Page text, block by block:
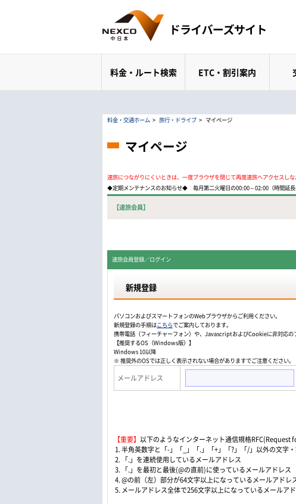
料金・ルート検索 ETC・割引案内
料金・交通ホーム > 旅行・ドライブ > マイページ
マイページ
速旅につながりにくいときは、一度ブラウザを閉じて再度速旅へアクセスしな
◆定期メンテナンスのお知らせ◆ 毎月第二火曜日の00:00～02:00（時間延
【速旅会員】
速旅会員登録／ログイン
新規登録
パソコンおよびスマートフォンのWebプラウザからご利用ください。
新規登録の手順はこちらでご案内しております。
携帯電話（フィーチャーフォン）や、JavascriptおよびCookieに非対応の
【推奨するOS（Windows版）】
Windows 10以降
※ 推奨外のOSでは正しく表示されない場合がありますでご注意ください。
メールアドレス
【重要】 以下のようなインターネット通信規格RFC(Request
1. 半角英数字と「-」「_」「.」「+」「?」「/」以外の文字
2. 「.」を連続使用しているメールアドレス
3. 「.」を最初と最後(@の直前)に使っているメールアドレス
4. @の前（左）部分が64文字以上になっているメールアドレ
5. メールアドレス全体で256文字以上になっているメールア